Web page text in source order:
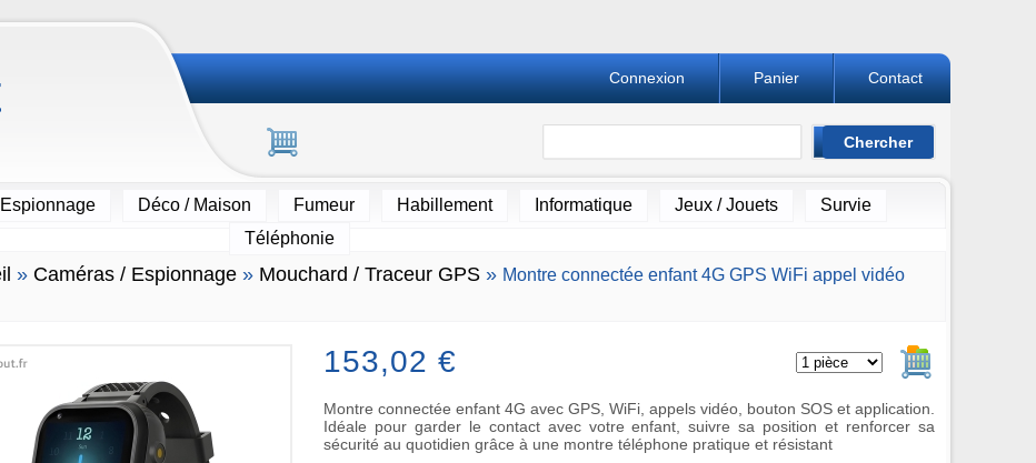
Contact
Panier
Connexion
Déco / Maison Fumeur Habillement Informatique Jeux / Jouets
Survie
Téléphonie
» Caméras / Espionnage » Mouchard / Traceur GPS » Montre connectée enfant 4G GPS WiFi appel vidéo
153,02 €
Montre connectée enfant 4G avec GPS, WiFi, appels vidéo, bouton SOS et application.
Idéale pour garder le contact avec votre enfant, suivre sa position et renforcer sa
sécurité au quotidien grâce à une montre téléphone pratique et résistant